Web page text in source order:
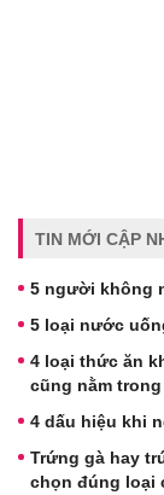
TIN MỚI CẬP
5 người không
5 loại nước
4 loại thức ăn
cũng nằm
4 dấu hiệu khi
Trứng gà hay
chọn đúng loại